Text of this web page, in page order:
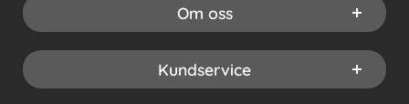
Om oss
Kundservice